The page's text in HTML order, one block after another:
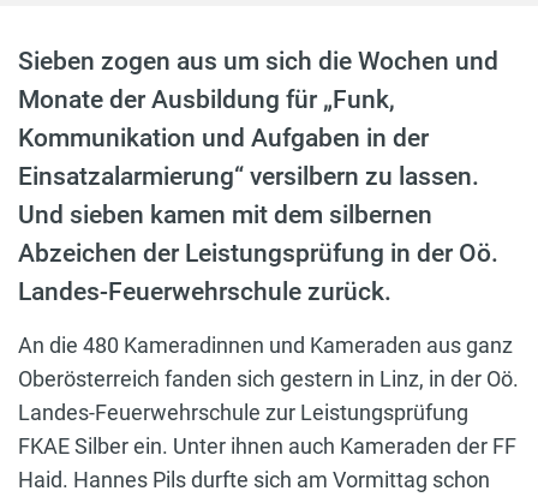
Sieben zogen aus um sich die Wochen und
Monate der Ausbildung für „Funk,
Kommunikation und Aufgaben in der
Einsatzalarmierung“ versilbern zu lassen.
Und sieben kamen mit dem silbernen
Abzeichen der Leistungsprüfung in der Oö.
Landes-Feuerwehrschule zurück.
An die 480 Kameradinnen und Kameraden aus ganz
Oberösterreich fanden sich gestern in Linz, in der Oö.
Landes-Feuerwehrschule zur Leistungsprüfung
FKAE Silber ein. Unter ihnen auch Kameraden der FF
Haid. Hannes Pils durfte sich am Vormittag schon